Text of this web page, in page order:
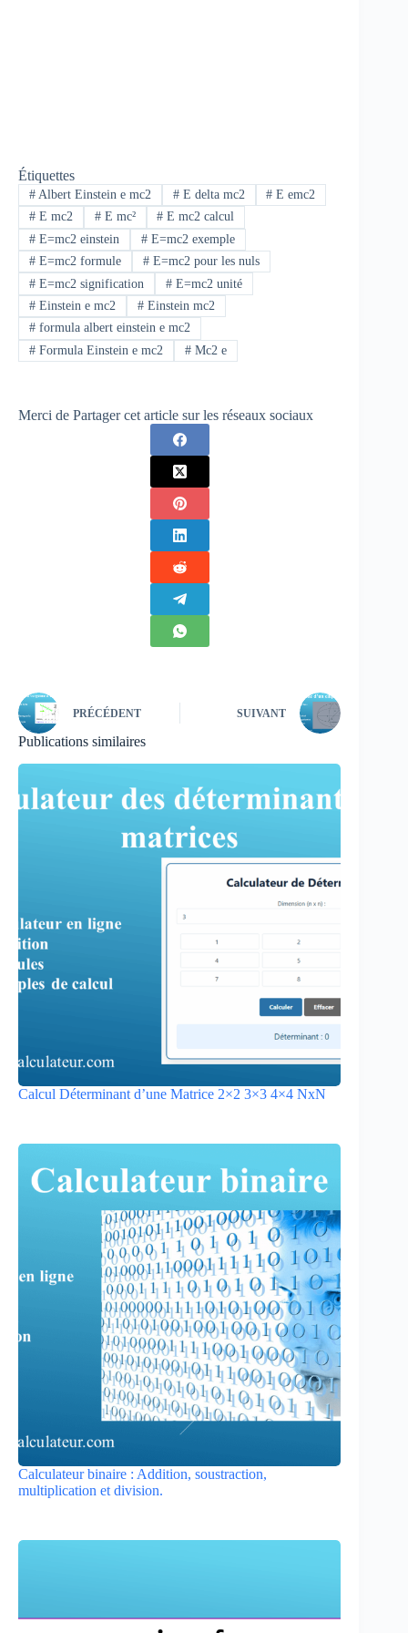
Étiquettes
#Albert Einstein e mc2 #E delta mc2 # E emc2
#E mc2 #E mc² # E mc2 calcul
#E=mc2 einstein #E=mc2 exemple
#E=mc2 formule #E=mc2 pour les nuls
#E=mc2 signification #E=mc2 unité
#Einstein e mc2 #Einstein mc2
#formula albert einstein e mc2
#Formula Einstein e mc2 #Mc2 e
Merci de Partager cet article sur les réseaux sociaux
PRÉCÉDENT SUIVANT
Publications similaires
Calcul Déterminant d’une Matrice 2×2 3×3 4×4 NxN
Calculateur binaire : Addition, soustraction,
multiplication et division.